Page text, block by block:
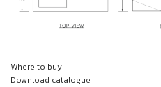
Where to buy
Download catalogue